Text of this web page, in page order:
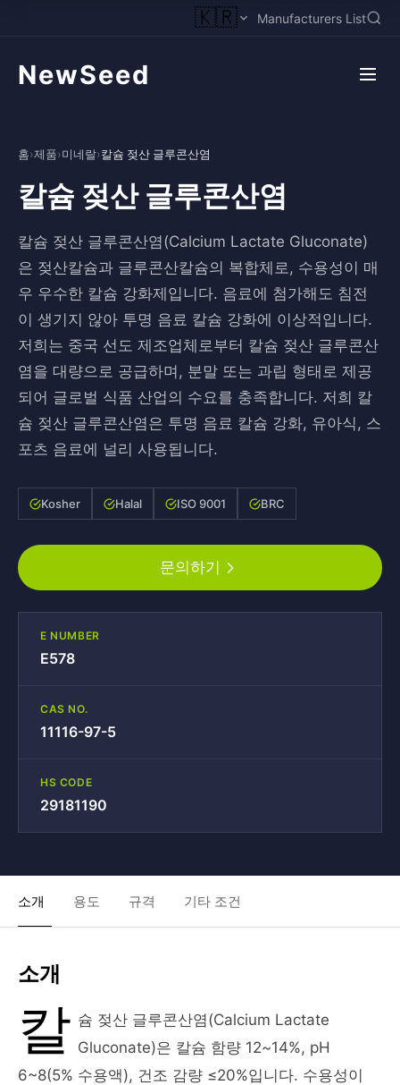
🇰🇷 Manufacturers List
NewSeed
홈›제품›미네랄›칼슘 젖산 글루콘산염
칼슘 젖산 글루콘산염
칼슘 젖산 글루콘산염(Calcium Lactate Gluconate)
은 젖산칼슘과 글루콘산칼슘의 복합체로, 수용성이 매
우 우수한 칼슘 강화제입니다. 음료에 첨가해도 침전
이 생기지 않아 투명 음료 칼슘 강화에 이상적입니다.
저희는 중국 선도 제조업체로부터 칼슘 젖산 글루콘산
염을 대량으로 공급하며, 분말 또는 과립 형태로 제공
되어 글로벌 식품 산업의 수요를 충족합니다. 저희 칼
슘 젖산 글루콘산염은 투명 음료 칼슘 강화, 유아식, 스
포츠 음료에 널리 사용됩니다.
Kosher Halal ISO 9001 BRC
문의하기
E NUMBER
E578
CAS NO.
11116-97-5
HS CODE
29181190
소개 용도 규격 기타 조건
소개
칼 슘 젖산 글루콘산염(Calcium Lactate
Gluconate)은 칼슘 함량 12~14%, pH
6~8(5% 수용액), 건조 감량 ≤20%입니다. 수용성이